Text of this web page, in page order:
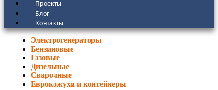
Проекты
Блог
Контакты
Электрогенераторы
Бензиновые
Газовые
Дизельные
Сварочные
Еврокожухи и контейнеры